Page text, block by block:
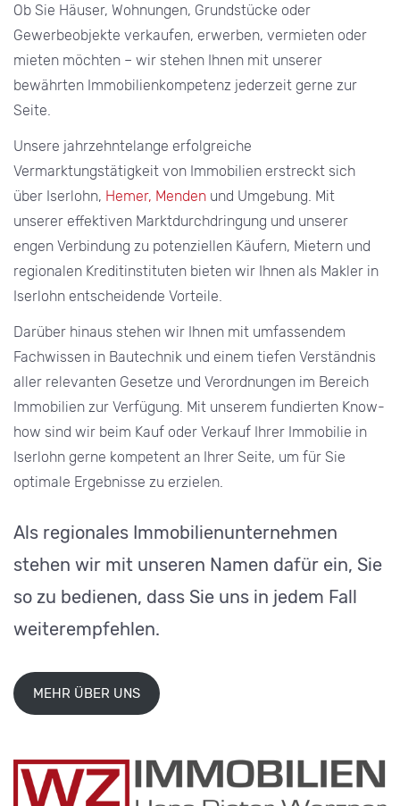
Ob Sie Häuser, Wohnungen, Grundstücke oder
Gewerbeobjekte verkaufen, erwerben, vermieten oder
mieten möchten – wir stehen Ihnen mit unserer
bewährten Immobilienkompetenz jederzeit gerne zur
Seite.
Unsere jahrzehntelange erfolgreiche
Vermarktungstätigkeit von Immobilien erstreckt sich
über Iserlohn, Hemer, Menden und Umgebung. Mit
unserer effektiven Marktdurchdringung und unserer
engen Verbindung zu potenziellen Käufern, Mietern und
regionalen Kreditinstituten bieten wir Ihnen als Makler in
Iserlohn entscheidende Vorteile.
Darüber hinaus stehen wir Ihnen mit umfassendem
Fachwissen in Bautechnik und einem tiefen Verständnis
aller relevanten Gesetze und Verordnungen im Bereich
Immobilien zur Verfügung. Mit unserem fundierten Know-
how sind wir beim Kauf oder Verkauf Ihrer Immobilie in
Iserlohn gerne kompetent an Ihrer Seite, um für Sie
optimale Ergebnisse zu erzielen.
Als regionales Immobilienunternehmen
stehen wir mit unseren Namen dafür ein, Sie
so zu bedienen, dass Sie uns in jedem Fall
weiterempfehlen.
MEHR ÜBER UNS